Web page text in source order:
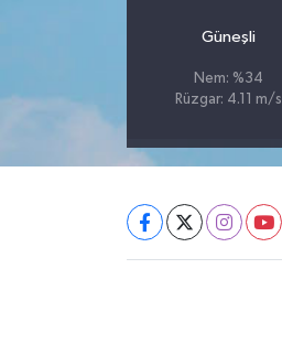
Güneşli
Nem: %34
Rüzgar: 4.11 m/s